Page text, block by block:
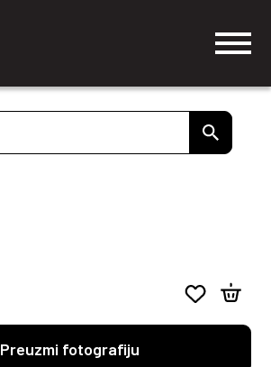
Preuzmi fotografiju